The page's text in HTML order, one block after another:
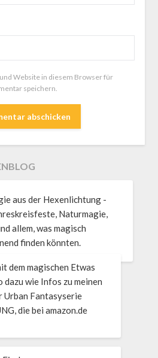
Website in diesem Browser für
speichern.
aus der Hexenlichtung -
Naturmagie,
allem, was magisch
finden könnten.
dem magischen Etwas
dazu wie Infos zu meinen
Urban Fantasyserie
die bei amazon.de